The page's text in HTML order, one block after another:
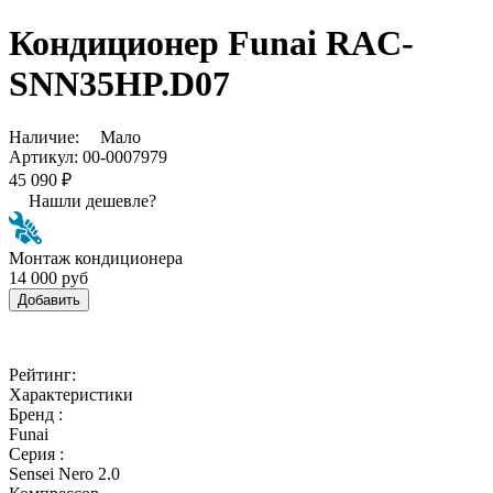
Кондиционер Funai RAC-
SNN35HP.D07
Наличие:
Мало
Артикул: 00-0007979
45 090 ₽
Нашли дешевле?
Монтаж кондиционера
14 000 руб
Добавить
Рейтинг:
Характеристики
Бренд :
Funai
Серия :
Sensei Nero 2.0